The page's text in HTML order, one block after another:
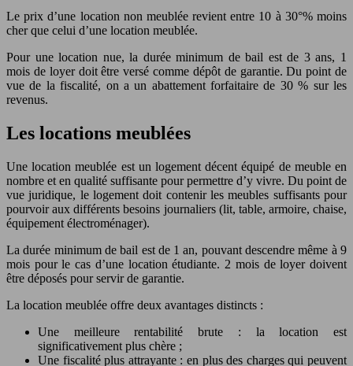
Le prix d’une location non meublée revient entre 10 à 30°% moins
cher que celui d’une location meublée.
Pour une location nue, la durée minimum de bail est de 3 ans, 1
mois de loyer doit être versé comme dépôt de garantie. Du point de
vue de la fiscalité, on a un abattement forfaitaire de 30 % sur les
revenus.
Les locations meublées
Une location meublée est un logement décent équipé de meuble en
nombre et en qualité suffisante pour permettre d’y vivre. Du point de
vue juridique, le logement doit contenir les meubles suffisants pour
pourvoir aux différents besoins journaliers (lit, table, armoire, chaise,
équipement électroménager).
La durée minimum de bail est de 1 an, pouvant descendre même à 9
mois pour le cas d’une location étudiante. 2 mois de loyer doivent
être déposés pour servir de garantie.
La location meublée offre deux avantages distincts :
Une meilleure rentabilité brute : la location est
significativement plus chère ;
Une fiscalité plus attrayante : en plus des charges qui peuvent